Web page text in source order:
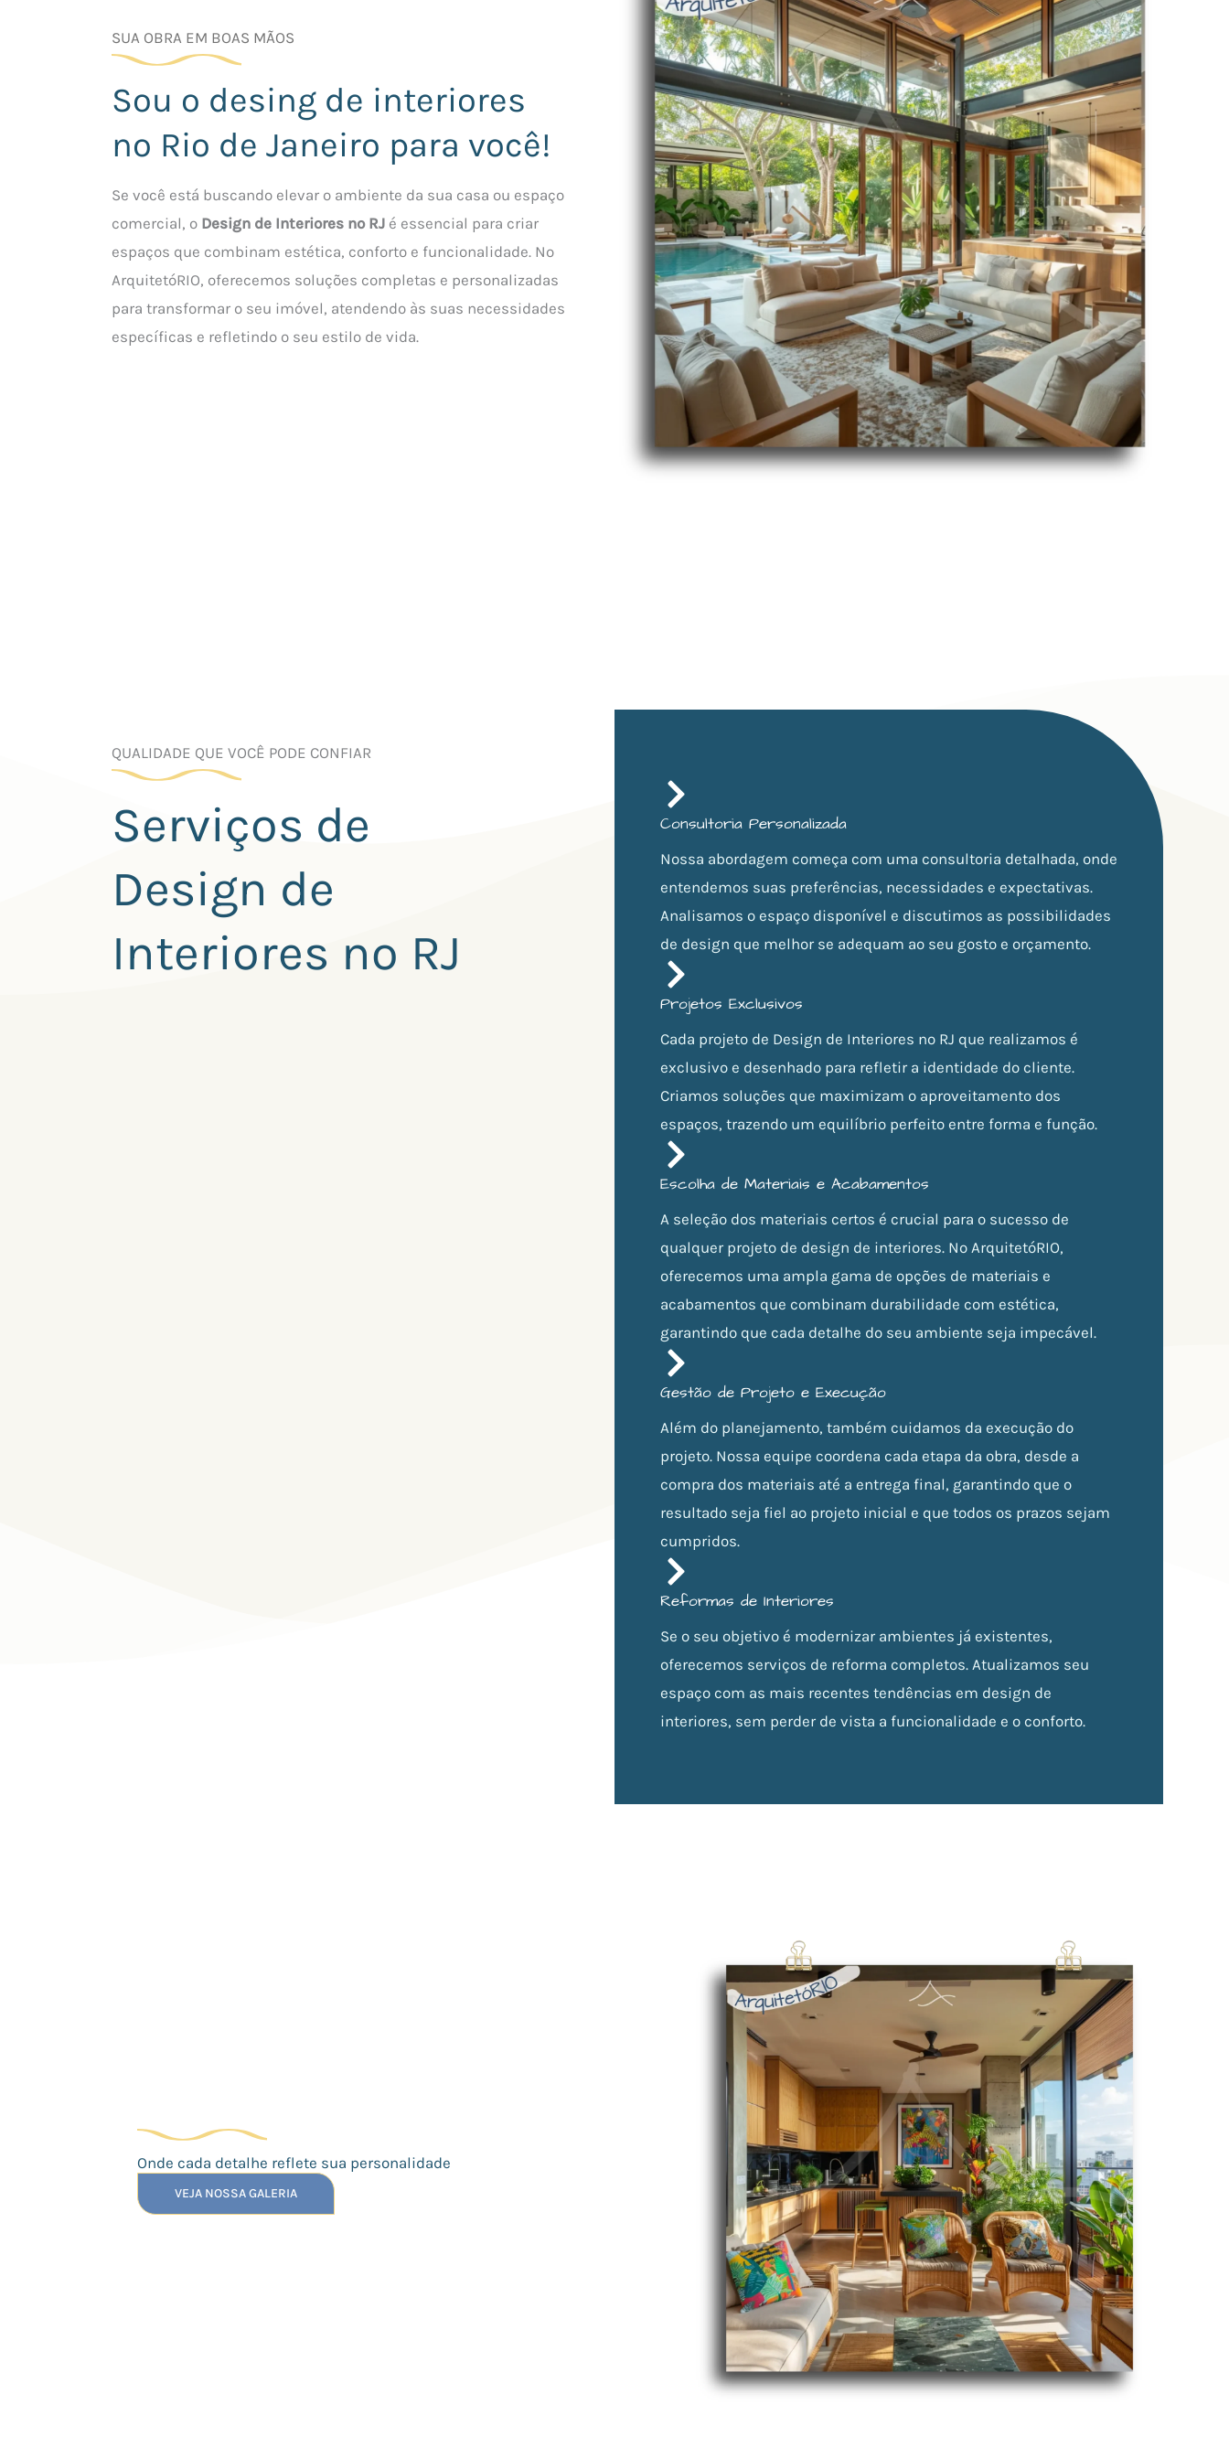
SUA OBRA EM BOAS MÃOS
Sou o desing de interiores
no Rio de Janeiro para você!
Se você está buscando elevar o ambiente da sua casa ou espaço
comercial, o Design de Interiores no RJ é essencial para criar
espaços que combinam estética, conforto e funcionalidade. No
ArquitetóRIO, oferecemos soluções completas e personalizadas
para transformar o seu imóvel, atendendo às suas necessidades
específicas e refletindo o seu estilo de vida.
QUALIDADE QUE VOCÊ PODE CONFIAR
Serviços de
Design de
Interiores no RJ
Consultoria Personalizada
Nossa abordagem começa com uma consultoria detalhada, onde
entendemos suas preferências, necessidades e expectativas.
Analisamos o espaço disponível e discutimos as possibilidades
de design que melhor se adequam ao seu gosto e orçamento.
Projetos Exclusivos
Cada projeto de Design de Interiores no RJ que realizamos é
exclusivo e desenhado para refletir a identidade do cliente.
Criamos soluções que maximizam o aproveitamento dos
espaços, trazendo um equilíbrio perfeito entre forma e função.
Escolha de Materiais e Acabamentos
A seleção dos materiais certos é crucial para o sucesso de
qualquer projeto de design de interiores. No ArquitetóRIO,
oferecemos uma ampla gama de opções de materiais e
acabamentos que combinam durabilidade com estética,
garantindo que cada detalhe do seu ambiente seja impecável.
Gestão de Projeto e Execução
Além do planejamento, também cuidamos da execução do
projeto. Nossa equipe coordena cada etapa da obra, desde a
compra dos materiais até a entrega final, garantindo que o
resultado seja fiel ao projeto inicial e que todos os prazos sejam
cumpridos.
Reformas de Interiores
Se o seu objetivo é modernizar ambientes já existentes,
oferecemos serviços de reforma completos. Atualizamos seu
espaço com as mais recentes tendências em design de
interiores, sem perder de vista a funcionalidade e o conforto.
Onde cada detalhe reflete sua personalidade
VEJA NOSSA GALERIA